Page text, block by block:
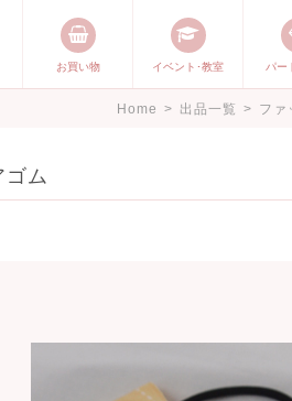
手づくり表現ス
お買い物 イベント･教室 パー
Home > 出品一覧 > ファ
ゴム